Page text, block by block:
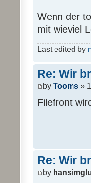
Wenn der
mit wieviel
Last edited by
Re: Wir
by Tooms »
Filefront
Re: Wir
by